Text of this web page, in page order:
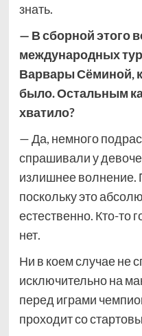
знать.
— В сборной этого
международных
Варвары Сёминой,
было. Остальным
хватило?
— Да, немного
спрашивали у
излишнее волнение.
поскольку это
естественно. Кто-то
нет.
Ни в коем случае не
исключительно на
перед играми
проходит со